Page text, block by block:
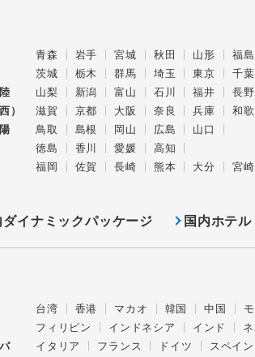
青森 岩手 宮城 秋田 山形
福島
茨城 栃木 群馬 埼玉 東京 千葉
山梨 新潟 富山 石川 福井 長野
）
滋賀 京都 大阪 奈良 兵庫
和
鳥取 島根 岡山 広島
山口
徳島 香川 愛媛
高知
福岡 佐賀 長崎 熊本 大分 宮崎
ダイナミックパッケージ 国内ホテ
台湾 香港 マカオ 韓国 中国
フィリピン
インドネシア インド
イタリア フランス ドイツ スペイン